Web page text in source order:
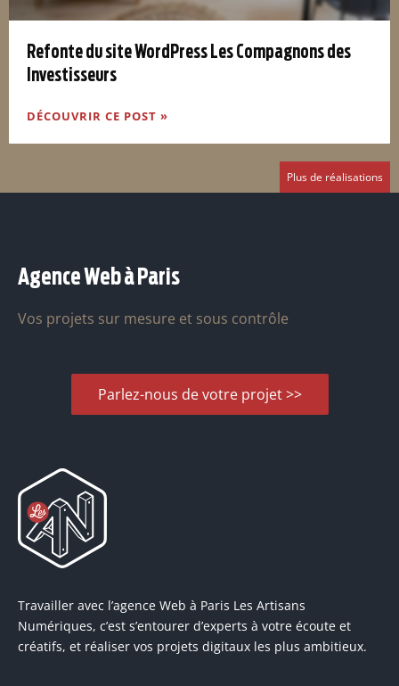
Refonte du site WordPress Les Compagnons des
Investisseurs
DÉCOUVRIR CE POST »
Plus de réalisations
Agence Web à Paris
Vos projets sur mesure et sous contrôle
Parlez-nous de votre projet >>
Travailler avec l’agence Web à Paris Les Artisans
Numériques, c’est s’entourer d’experts à votre écoute et
créatifs, et réaliser vos projets digitaux les plus ambitieux.